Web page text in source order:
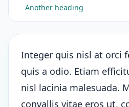
Another heading
Integer quis nisl at orci
quis a odio. Etiam
nisl lacinia malesuada.
convallis vitae eros ut,